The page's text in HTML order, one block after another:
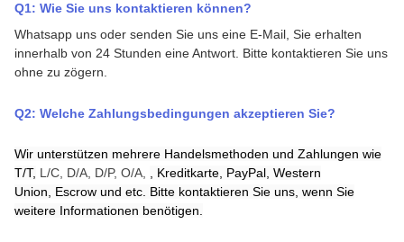
Q1: Wie Sie uns kontaktieren können?
Whatsapp uns oder senden Sie uns eine E-Mail, Sie erhalten
innerhalb von 24 Stunden eine Antwort. Bitte kontaktieren Sie uns
ohne zu zögern.
Q2: Welche Zahlungsbedingungen akzeptieren Sie?
Wir unterstützen mehrere Handelsmethoden und Zahlungen wie
T/T, L/C, D/A, D/P, O/A, Kreditkarte, PayPal, Western
Union,
Escrow und etc. Bitte kontaktieren Sie uns, wenn Sie
weitere Informationen benötigen.